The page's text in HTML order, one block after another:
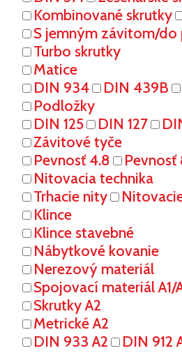
Kombinované skrutky
S jemným závitom/do
Turbo skrutky
Matice
DIN 934
DIN 439B
Podložky
DIN 125
DIN 127
Závitové tyče
Pevnosť 4.8
Pevnosť
Nitovacia technika
Trhacie nity
Klince
Klince stavebné
Nábytkové kovanie
Nerezový materiál
Spojovací materiál A1/
Skrutky A2
Metrické A2
DIN 933 A2
DIN 912